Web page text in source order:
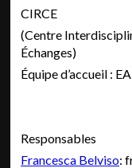
CIRCE
(Centre
Échanges)
Équipe d’accueil :
Responsables
Francesca Belviso: